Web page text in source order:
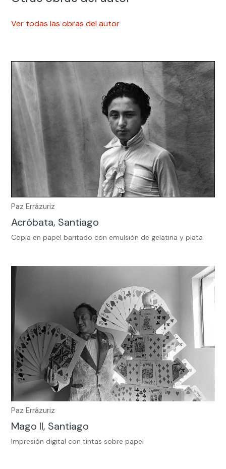
Ver todas las obras del autor
Paz Errázuriz
Acróbata, Santiago
Copia en papel baritado con emulsión de gelatina y plata
Paz Errázuriz
Mago II, Santiago
Impresión digital con tintas sobre papel